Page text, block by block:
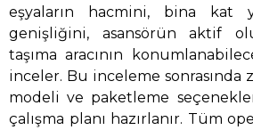
eşyaların hacmini, bina kat
genişliğini, asansörün aktif
taşıma aracının
inceler. Bu inceleme sonrasında
modeli ve paketleme
çalışma planı hazırlanır. Tüm